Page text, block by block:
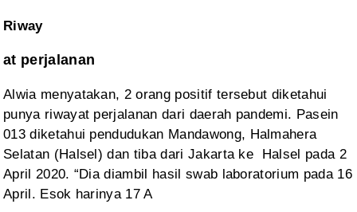
Riway
at perjalanan
Alwia menyatakan, 2 orang positif tersebut diketahui
punya riwayat perjalanan dari daerah pandemi. Pasein
013 diketahui pendudukan Mandawong, Halmahera
Selatan (Halsel) dan tiba dari Jakarta ke Halsel pada 2
April 2020. “Dia diambil hasil swab laboratorium pada 16
April. Esok harinya 17 A